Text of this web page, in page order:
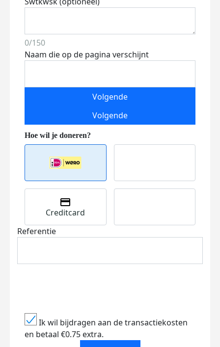
0/150
Naam die op de pagina verschijnt
Volgende
Volgende
Creditcard
Referentie
Ik wil bijdragen aan de transactiekosten
en betaal €0.75 extra.